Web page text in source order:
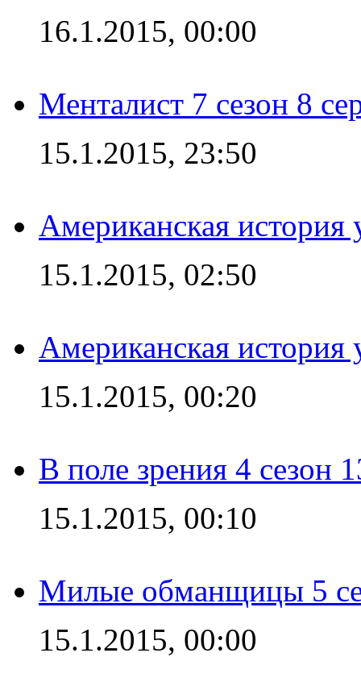
16.1.2015, 00:00
Менталист 7 сезон 8
15.1.2015, 23:50
Американская история
15.1.2015, 02:50
Американская история
15.1.2015, 00:20
В поле зрения 4 сезон
15.1.2015, 00:10
Милые обманщицы 5
15.1.2015, 00:00